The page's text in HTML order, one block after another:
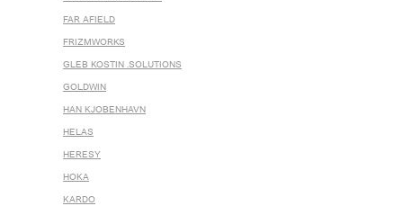
FAR AFIELD
FRIZMWORKS
GLEB KOSTIN .SOLUTIONS
GOLDWIN
HAN KJOBENHAVN
HELAS
HERESY
HOKA
KARDO